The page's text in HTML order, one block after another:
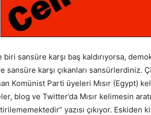
sansüre karşı baş kaldırıyorsa,
sansüre karşı çıkanları sansürlerdiniz.
Komünist Parti üyeleri Mısır (Egypt)
blog ve Twitter’da Mısır kelimesin
yazısı çıkıyor. Eskiden